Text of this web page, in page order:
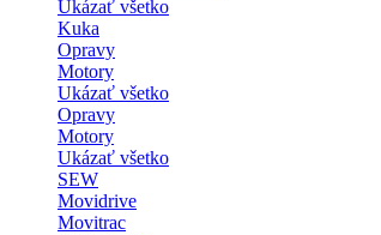
Ukázať všetko
Kuka
Opravy
Motory
Ukázať všetko
Opravy
Motory
Ukázať všetko
SEW
Movidrive
Movitrac